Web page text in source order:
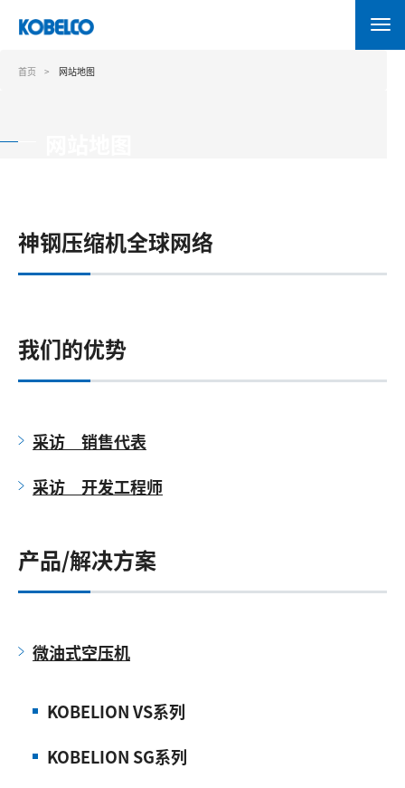
首页 网站地图
神钢压缩机全球网络
我们的优势
采访 销售代表
采访 开发工程师
产品/解决方案
微油式空压机
KOBELION VS系列
KOBELION SG系列